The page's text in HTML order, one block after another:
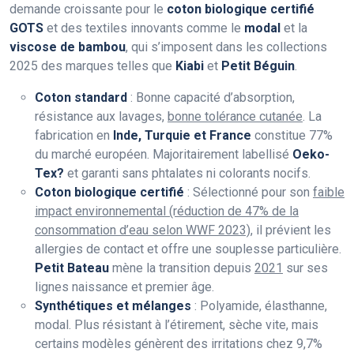
demande croissante pour le coton biologique certifié
GOTS et des textiles innovants comme le modal et la
viscose de bambou, qui s’imposent dans les collections
2025 des marques telles que Kiabi et Petit Béguin
Coton standard : Bonne capacité d’absorption,
résistance aux lavages, bonne tolérance cutanée . La
fabrication en Inde, Turquie et France constitue 77%
du marché européen. Majoritairement labellisé Oeko-
Tex? et garanti sans phtalates ni colorants nocifs.
Coton biologique certifié : Sélectionné pour son faible
impact environnemental (réduction de 47% de la
consommation d’eau selon WWF 2023), il prévient les
allergies de contact et offre une souplesse particulière.
Petit Bateau mène la transition depuis 2021 sur ses
lignes naissance et premier âge.
Synthétiques et mélanges : Polyamide, élasthanne,
modal. Plus résistant à l’étirement, sèche vite, mais
certains modèles génèrent des irritations chez 9,7%